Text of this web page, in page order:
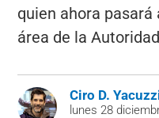
quien ahora pasará
área de la
Ciro D.
lunes 28